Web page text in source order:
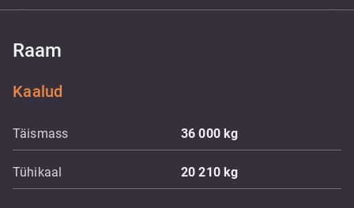
Raam
Kaalud
Täismass 36 000kg
Tühikaal 20 210kg